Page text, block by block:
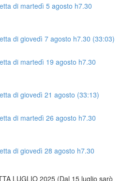
di martedì 5 agosto h7.30
di giovedì 7 agosto h7.30 (33:03)
di martedì 19 agosto h7.30
di giovedì 21 agosto (33:13)
di martedì 26 agosto h7.30
di giovedì 28 agosto h7.30
LUGLIO 2025 (Dal 15 luglio sarò